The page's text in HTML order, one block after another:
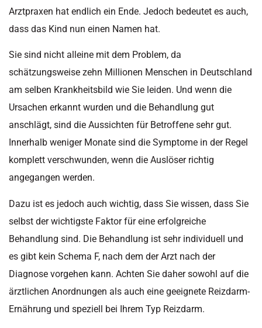
Arztpraxen hat endlich ein Ende. Jedoch bedeutet es auch,
dass das Kind nun einen Namen hat.
Sie sind nicht alleine mit dem Problem, da
schätzungsweise zehn Millionen Menschen in Deutschland
am selben Krankheitsbild wie Sie leiden. Und wenn die
Ursachen erkannt wurden und die Behandlung gut
anschlägt, sind die Aussichten für Betroffene sehr gut.
Innerhalb weniger Monate sind die Symptome in der Regel
komplett verschwunden, wenn die Auslöser richtig
angegangen werden.
Dazu ist es jedoch auch wichtig, dass Sie wissen, dass Sie
selbst der wichtigste Faktor für eine erfolgreiche
Behandlung sind. Die Behandlung ist sehr individuell und
es gibt kein Schema F, nach dem der Arzt nach der
Diagnose vorgehen kann. Achten Sie daher sowohl auf die
ärztlichen Anordnungen als auch eine geeignete Reizdarm-
Ernährung und speziell bei Ihrem Typ Reizdarm.